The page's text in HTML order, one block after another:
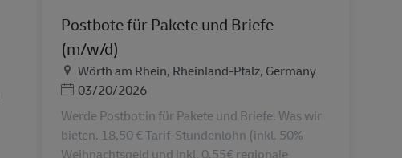
Postbote für Pakete und Briefe
(m/w/d)
Местоположение
Wörth am Rhein, Rheinland-Pfalz, Germany
Дата публикации
03/20/2026
Werde Postbot:in für Pakete und Briefe. Was wir
bieten. 18,50 € Tarif-Stundenlohn (inkl. 50%
Weihnachtsgeld und inkl. 0,55€ regionale